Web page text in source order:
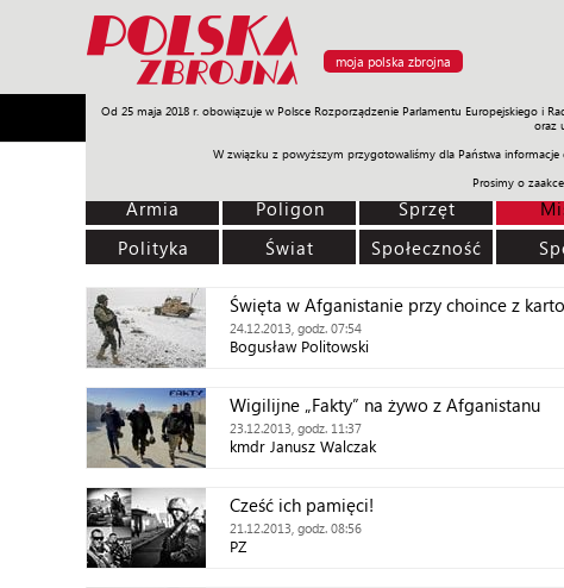
moja polska zbrojna
Od 25 maja 2018 r. obowiązuje w Polsce Rozporządzenie Parlamentu Europejskiego i
oraz
W związku z powyższym przygotowaliśmy dla Państwa
Prosimy o
Armia Poligon Sprzęt Misje Polityka Prawo
Armia Poligon Sprzęt
Polityka
Świat Społeczność
Święta w Afganistanie przy choince z
24.12.2013, godz. 07:54
Bogusław Politowski
Wigilijne „Fakty” na żywo z Afganistanu
23.12.2013, godz. 11:37
kmdr Janusz Walczak
Cześć ich pamięci!
21.12.2013, godz. 08:56
PZ